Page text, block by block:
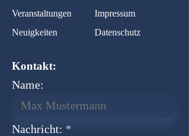
Veranstaltungen
Impressum
Neuigkeiten
Datenschutz
Kontakt:
Name:
Nachricht: